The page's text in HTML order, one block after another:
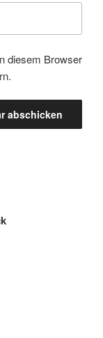
diesem Browser